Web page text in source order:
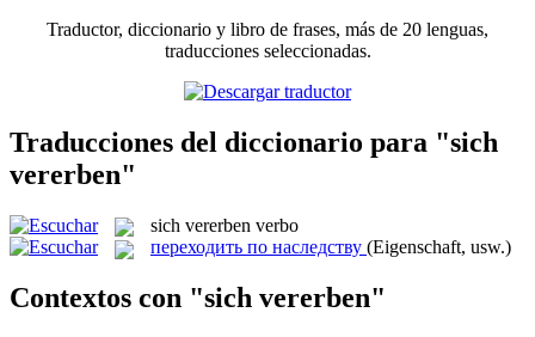
Traductor, diccionario y libro de frases, más de 20 lenguas,
traducciones seleccionadas.
Traducciones del diccionario para "sich
vererben"
sich vererben verbo
переходить по наследству (Eigenschaft, usw.)
Contextos con "sich vererben"